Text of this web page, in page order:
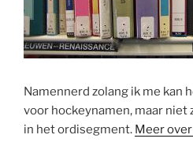
Namennerd zolang ik me kan
voor hockeynamen, maar niet
in het ordisegment. Meer